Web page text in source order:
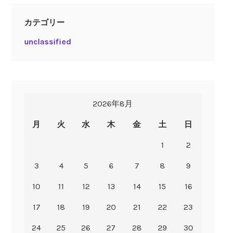
カテゴリー
unclassified
2026年8月
月 火 水 木 金 土 日
1 2
3 4 5 6 7 8 9
10 11 12 13 14 15 16
17 18 19 20 21 22 23
24 25 26 27 28 29 30